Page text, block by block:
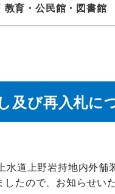
教育・公民館・ 図書館
び再入札に
道上野岩持地内外
たので、お知らせいた